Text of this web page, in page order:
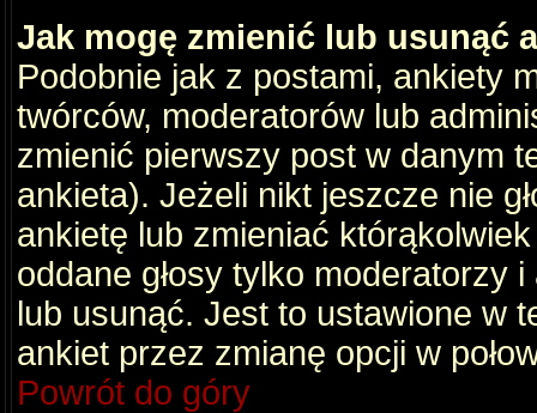
Jak mogę zmienić lub usunąć
Podobnie jak z postami, ankiety
twórców, moderatorów lub
zmienić pierwszy post w danym
ankieta). Jeżeli nikt jeszcze nie
ankietę lub zmieniać
oddane głosy tylko moderatorzy
lub usunąć. Jest to ustawione w
ankiet przez zmianę opcji w
Powrót do góry